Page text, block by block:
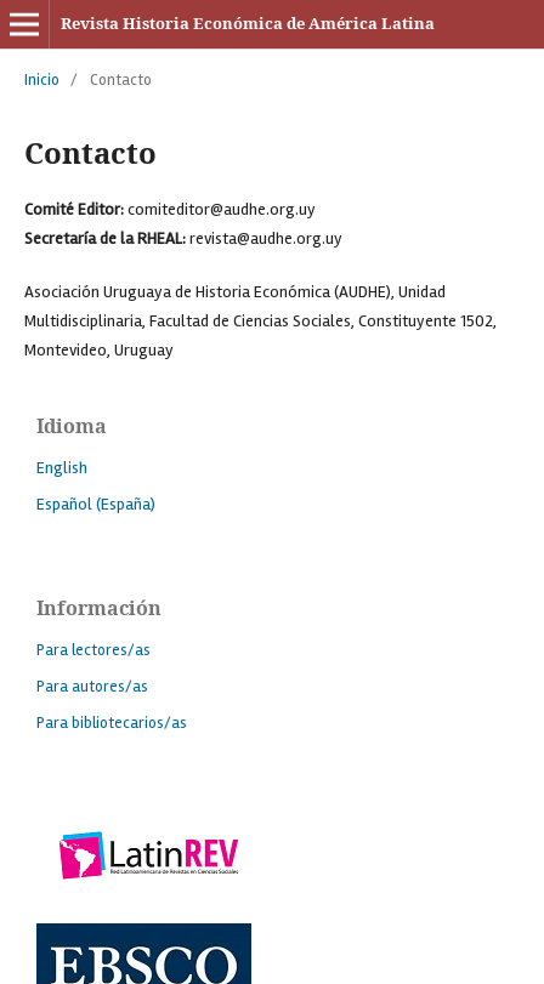
Revista Historia Económica de América Latina
Inicio / Contacto
Contacto
Comité Editor:comiteditor@audhe.org.uy
Secretaría de la RHEAL:revista@audhe.org.uy
Asociación Uruguaya de Historia Económica (AUDHE), Unidad
Multidisciplinaria, Facultad de Ciencias Sociales, Constituyente 1502,
Montevideo, Uruguay
Idioma
English
Español (España)
Información
Para lectores/as
Para autores/as
Para bibliotecarios/as